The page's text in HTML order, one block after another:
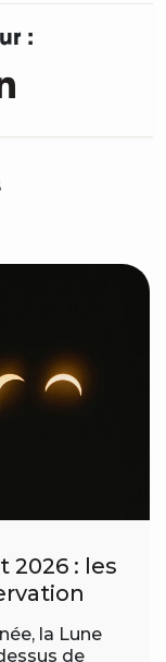
:
2026 : les
la Lune
de